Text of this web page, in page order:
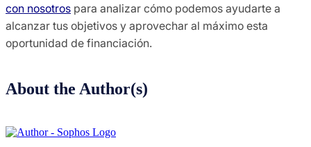
con nosotros para analizar cómo podemos ayudarte a
alcanzar tus objetivos y aprovechar al máximo esta
oportunidad de financiación.
About the Author(s)